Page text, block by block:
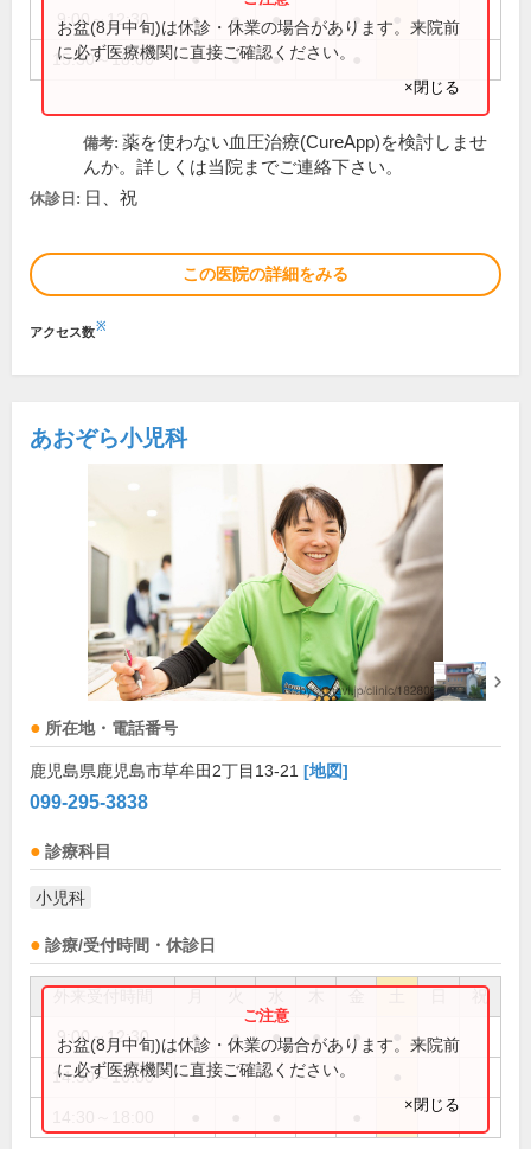
9:00～12:30 ● ● ● ● ●
15:30～18:00 ● ● ●
お盆(8月中旬)は休診・休業の場合があります。来院前
に必ず医療機関に直接ご確認ください。
×閉じる
備考: 薬を使わない血圧治療(CureApp)を検討しませ
んか。詳しくは当院までご連絡下さい。
休診日: 日、祝
この医院の詳細をみる
アクセス数※
あおぞら小児科
所在地・電話番号
鹿児島県鹿児島市草牟田2丁目13-21 [地図]
099-295-3838
診療科目
小児科
診療/受付時間・休診日
祝
9:00～12:30 ● ● ● ● ●
14:30～16:00
お盆(8月中旬)は休診・休業の場合があります。来院前
に必ず医療機関に直接ご確認ください。
×閉じる